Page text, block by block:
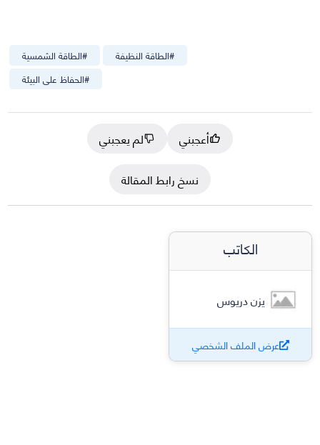
#الطاقة الشمسية #الطاقة النظيفة
#الحفاظ على البيئة
أعجبني
لم يعجبني
نسخ رابط المقالة
الكاتب
يزن دريوس
عرض الملف الشخصي